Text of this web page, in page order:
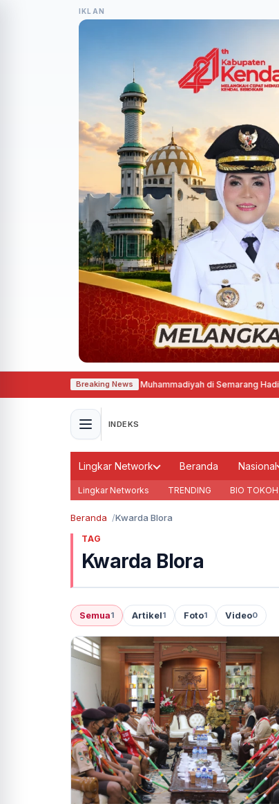
IKLAN
Breaking News
Silat Tapak Suci Putra Muhammadiyah di Semarang Hadirkan
INDEKS
Lingkar Network Beranda Nasional
Lingkar Networks TRENDING BIO TOKOH
Beranda Kwarda Blora
TAG
Kwarda Blora
Semua1 Artikel1 Foto1 Video0